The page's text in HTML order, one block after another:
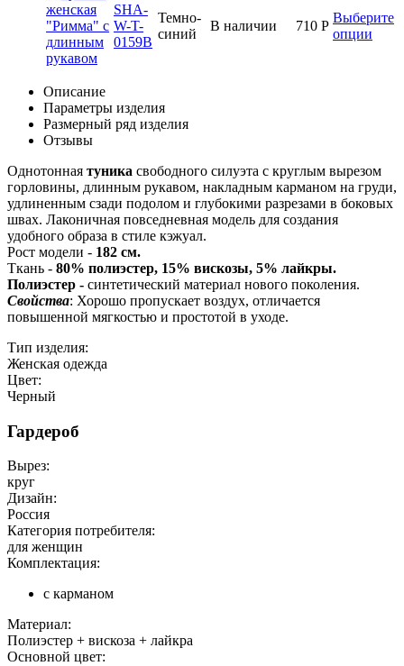
SHA-
W-T-
0159B
Темно-
синий
В наличии 710 Р
Выберите
опции
Описание
Параметры изделия
Размерный ряд изделия
Отзывы
Однотонная туника свободного силуэта с круглым вырезом
горловины, длинным рукавом, накладным карманом на груди,
удлиненным сзади подолом и глубокими разрезами в боковых
швах. Лаконичная повседневная модель для создания
удобного образа в стиле кэжуал.
Рост модели - 182 см.
Ткань - 80% полиэстер, 15% вискозы, 5% лайкры.
Полиэстер - синтетический материал нового поколения.
Свойства: Хорошо пропускает воздух, отличается
повышенной мягкостью и простотой в уходе.
Тип изделия:
Женская одежда
Цвет:
Черный
Гардероб
Вырез:
круг
Дизайн:
Россия
Категория потребителя:
для женщин
Комплектация:
с карманом
Материал:
Полиэстер + вискоза + лайкра
Основной цвет: